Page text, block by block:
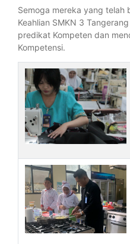
Semoga mereka yang telah
Keahlian SMKN 3
predikat Kompeten dan
Kompetensi.